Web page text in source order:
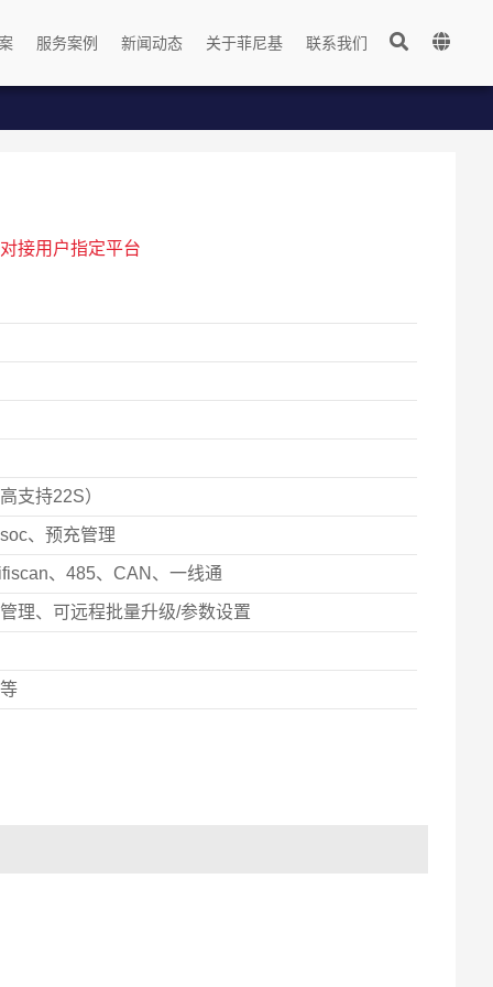
服务案例 新闻动态 关于菲尼基 联系我们
接用户指定平台
支持22S）
、预充管理
、485、CAN、一线通
理、可远程批量升级/参数设置